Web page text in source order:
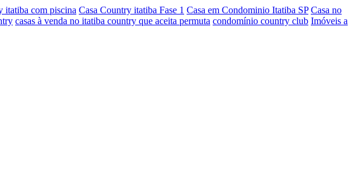
itatiba com piscina Casa Country itatiba Fase 1 Casa em Condominio Itatiba SP Casa no
casas à venda no itatiba country que aceita permuta condomínio country club Imóveis a